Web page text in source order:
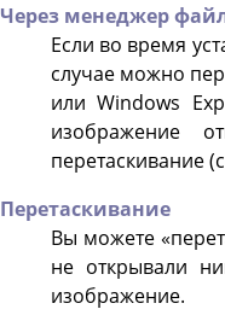
Через менеджер
Если во время
случае можно
или Windows
изображение
перетаскивание
Перетаскивание
Вы можете«
не открывали
изображение.